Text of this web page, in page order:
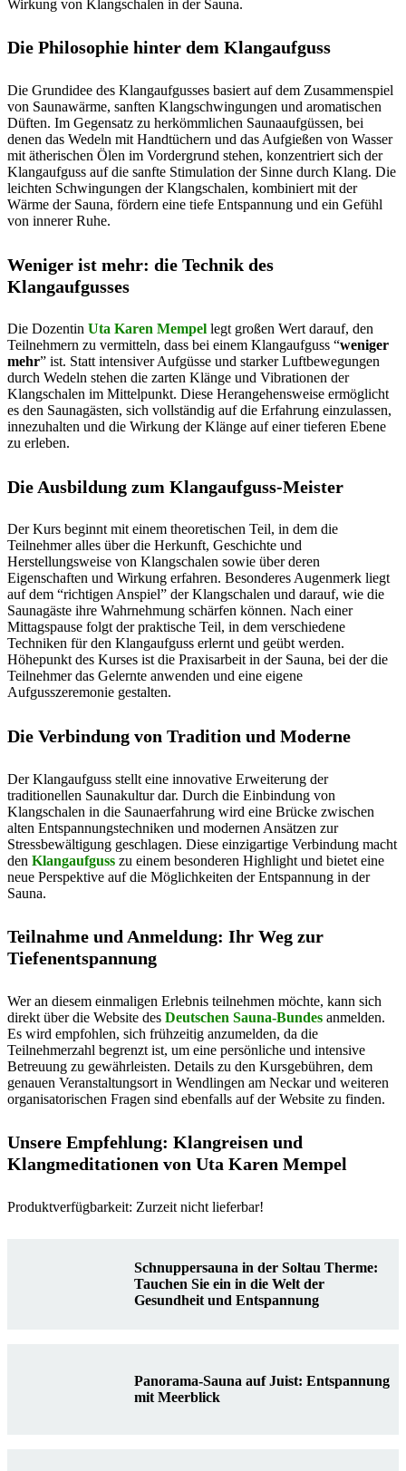
Wirkung von Klangschalen in der Sauna.
Die Philosophie hinter dem Klangaufguss
Die Grundidee des Klangaufgusses basiert auf dem Zusammenspiel
von Saunawärme, sanften Klangschwingungen und aromatischen
Düften. Im Gegensatz zu herkömmlichen Saunaaufgüssen, bei
denen das Wedeln mit Handtüchern und das Aufgießen von Wasser
mit ätherischen Ölen im Vordergrund stehen, konzentriert sich der
Klangaufguss auf die sanfte Stimulation der Sinne durch Klang. Die
leichten Schwingungen der Klangschalen, kombiniert mit der
Wärme der Sauna, fördern eine tiefe Entspannung und ein Gefühl
von innerer Ruhe.
Weniger ist mehr: die Technik des
Klangaufgusses
Die Dozentin Uta Karen Mempel legt großen Wert darauf, den
Teilnehmern zu vermitteln, dass bei einem Klangaufguss “weniger
mehr” ist. Statt intensiver Aufgüsse und starker Luftbewegungen
durch Wedeln stehen die zarten Klänge und Vibrationen der
Klangschalen im Mittelpunkt. Diese Herangehensweise ermöglicht
es den Saunagästen, sich vollständig auf die Erfahrung einzulassen,
innezuhalten und die Wirkung der Klänge auf einer tieferen Ebene
zu erleben.
Die Ausbildung zum Klangaufguss-Meister
Der Kurs beginnt mit einem theoretischen Teil, in dem die
Teilnehmer alles über die Herkunft, Geschichte und
Herstellungsweise von Klangschalen sowie über deren
Eigenschaften und Wirkung erfahren. Besonderes Augenmerk liegt
auf dem “richtigen Anspiel” der Klangschalen und darauf, wie die
Saunagäste ihre Wahrnehmung schärfen können. Nach einer
Mittagspause folgt der praktische Teil, in dem verschiedene
Techniken für den Klangaufguss erlernt und geübt werden.
Höhepunkt des Kurses ist die Praxisarbeit in der Sauna, bei der die
Teilnehmer das Gelernte anwenden und eine eigene
Aufgusszeremonie gestalten.
Die Verbindung von Tradition und Moderne
Der Klangaufguss stellt eine innovative Erweiterung der
traditionellen Saunakultur dar. Durch die Einbindung von
Klangschalen in die Saunaerfahrung wird eine Brücke zwischen
alten Entspannungstechniken und modernen Ansätzen zur
Stressbewältigung geschlagen. Diese einzigartige Verbindung macht
den Klangaufguss zu einem besonderen Highlight und bietet eine
neue Perspektive auf die Möglichkeiten der Entspannung in der
Sauna.
Teilnahme und Anmeldung: Ihr Weg zur
Tiefenentspannung
Wer an diesem einmaligen Erlebnis teilnehmen möchte, kann sich
direkt über die Website des Deutschen Sauna-Bundes anmelden.
Es wird empfohlen, sich frühzeitig anzumelden, da die
Teilnehmerzahl begrenzt ist, um eine persönliche und intensive
Betreuung zu gewährleisten. Details zu den Kursgebühren, dem
genauen Veranstaltungsort in Wendlingen am Neckar und weiteren
organisatorischen Fragen sind ebenfalls auf der Website zu finden.
Unsere Empfehlung: Klangreisen und
Klangmeditationen von Uta Karen Mempel
Produktverfügbarkeit: Zurzeit nicht lieferbar!
Schnuppersauna in der Soltau Therme:
Tauchen Sie ein in die Welt der
Gesundheit und Entspannung
Panorama-Sauna auf Juist: Entspannung
mit Meerblick